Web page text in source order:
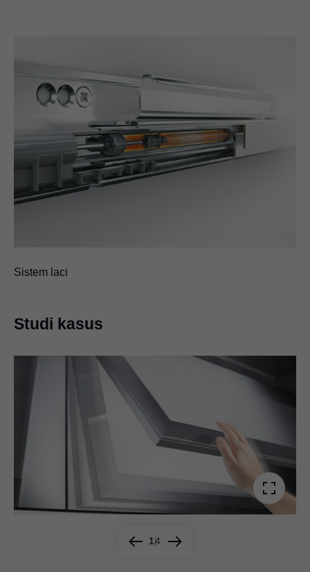
Sistem laci
Studi kasus
14